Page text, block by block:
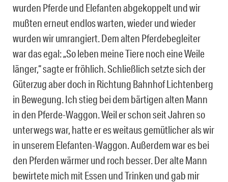
wurden Pferde und Elefanten abgekoppelt und wir
mußten erneut endlos warten, wieder und wieder
wurden wir umrangiert. Dem alten Pferdebegleiter
war das egal: „So leben meine Tiere noch eine Weile
länger,“ sagte er fröhlich. Schließlich setzte sich der
Güterzug aber doch in Richtung Bahnhof Lichtenberg
in Bewegung. Ich stieg bei dem bärtigen alten Mann
in den Pferde-Waggon. Weil er schon seit Jahren so
unterwegs war, hatte er es weitaus gemütlicher als wir
in unserem Elefanten-Waggon. Außerdem war es bei
den Pferden wärmer und roch besser. Der alte Mann
bewirtete mich mit Essen und Trinken und gab mir